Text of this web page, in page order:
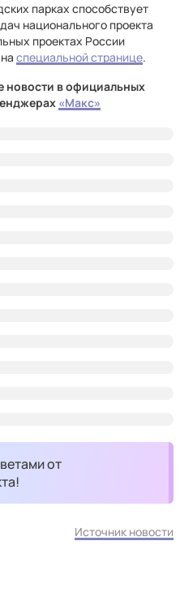
парках способствует
национального проекта
проектах России
специальной странице.
новости в официальных
«Макс»
от
Источник новости